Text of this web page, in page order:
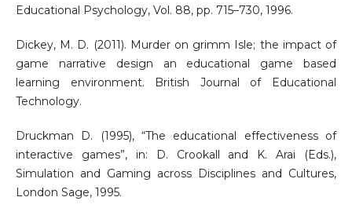
Educational Psychology, Vol. 88, pp. 715–730, 1996.
Dickey, M. D. (2011). Murder on grimm Isle; the impact of
game narrative design an educational game based
learning environment. British Journal of Educational
Technology.
Druckman D. (1995), “The educational effectiveness of
interactive games”, in: D. Crookall and K. Arai (Eds.),
Simulation and Gaming across Disciplines and Cultures,
London Sage, 1995.